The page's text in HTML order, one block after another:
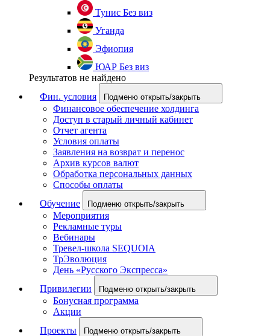
Тунис Без виз
Уганда
Эфиопия
ЮАР Без виз
Результатов не найдено
Фин. условия
Подменю открыть/закрыть
Финансовое обеспечение холдинга
Доступ в старый личный кабинет
Отчет агента
Условия оплаты
Заявления на возврат и перенос
Архив курсов валют
Обработка персональных данных
Способы оплаты
Обучение
Подменю открыть/закрыть
Мероприятия
Рекламные туры
Вебинары
Тревел-школа SEQUOIA
ТрЭволюция
День «Русского Экспресса»
Привилегии
Подменю открыть/закрыть
Бонусная программа
Акции
Проекты
Подменю открыть/закрыть